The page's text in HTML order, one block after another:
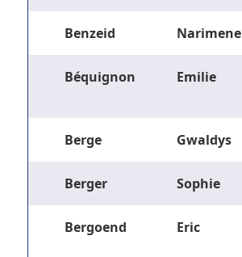
Benzeid Narimene
Béquignon Emilie
Berge Gwaldys
Berger Sophie
Bergoend Eric